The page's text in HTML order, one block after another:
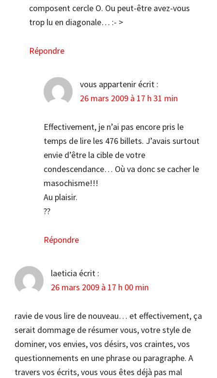
composent cercle O. Ou peut-être avez-vous
trop lu en diagonale… :- >
Répondre
vous appartenir écrit :
26 mars 2009 à 17 h 31 min
Effectivement, je n’ai pas encore pris le
temps de lire les 476 billets. J’avais surtout
envie d’être la cible de votre
condescendance… Où va donc se cacher le
masochisme!!!
Au plaisir.
??
Répondre
laeticia écrit :
26 mars 2009 à 17 h 00 min
ravie de vous lire de nouveau… et effectivement, ça
serait dommage de résumer vous, votre style de
dominer, vos envies, vos désirs, vos craintes, vos
questionnements en une phrase ou paragraphe. A
travers vos écrits, vous vous êtes déjà pas mal